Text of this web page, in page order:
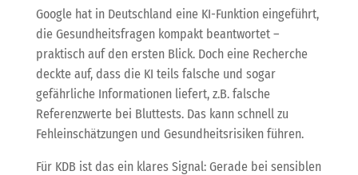
Google hat in Deutschland eine KI-Funktion eingeführt,
die Gesundheitsfragen kompakt beantwortet –
praktisch auf den ersten Blick. Doch eine Recherche
deckte auf, dass die KI teils falsche und sogar
gefährliche Informationen liefert, z.B. falsche
Referenzwerte bei Bluttests. Das kann schnell zu
Fehleinschätzungen und Gesundheitsrisiken führen.
Für KDB ist das ein klares Signal: Gerade bei sensiblen